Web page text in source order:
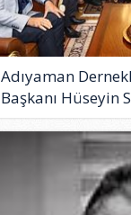
Adıyaman
Başkanı Hüseyin